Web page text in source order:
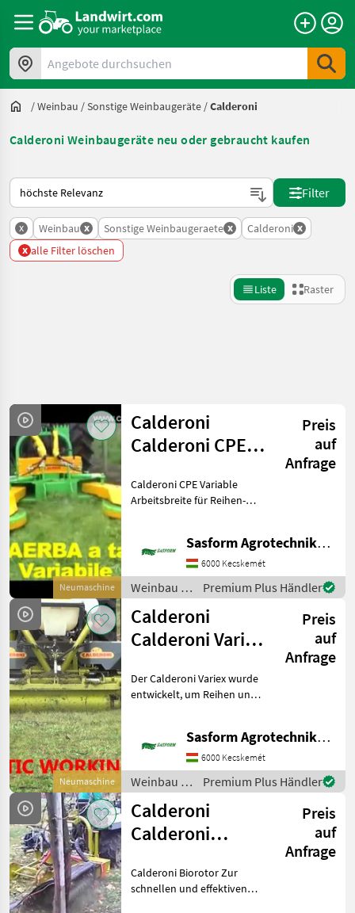
Angebote durchsuchen
/Weinbau /Sonstige Weinbaugeräte /Calderoni
Calderoni Weinbaugeräte neu oder gebraucht kaufen
So wird auf Landwirt.com sortiert
Filter
x Weinbau x Sonstige Weinbaugeraete x Calderoni x
x alle Filter löschen
Liste Raster
Kategorie 4 Land Filter
AKTUELLER
PFAD
Landtechnik
Weinbau
Sonstige
Weinbaugeraete
KATEGORIE
WÄHLEN
Calderoni
Clemens
Breviagri
Conpexim
Pellenc
Berti
Alle 11
anzeigen
Zurücksetzen
Ergebnisse
anzeigen
Neumaschine
Calderoni
Calderoni CPE
Preis
auf
Anfrage
Calderoni CPE Variable
Arbeitsbreite für Reihen-
Klingen schwenken -
hydraulisch verstellbare
Seitenmäher - Ein
Sasform Agrotechnika Kft.
6000 Kecskemét
Weinbau /
Calderoni
Premium Plus Händler
Neumaschine
Calderoni
Calderoni Variex
Preis
auf
Anfrage
Der Calderoni Variex wurde
entwickelt, um Reihen und
Obstgärten mit hydraulisch
einstellbarer Arbeitsbreite
zu mähen. Opt
Sasform Agrotechnika Kft.
6000 Kecskemét
Weinbau /
Calderoni
Premium Plus Händler
Calderoni
Calderoni
Preis
auf
Anfrage
Calderoni Biorotor Zur
schnellen und effektiven